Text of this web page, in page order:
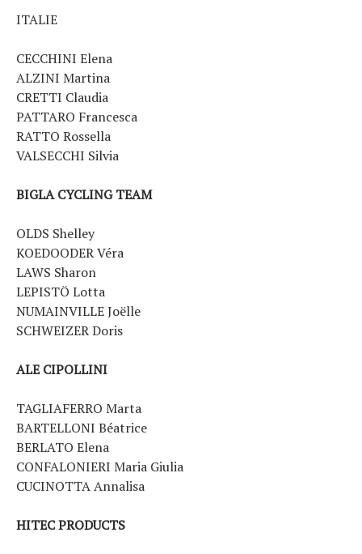
ITALIE
CECCHINI Elena
ALZINI Martina
CRETTI Claudia
PATTARO Francesca
RATTO Rossella
VALSECCHI Silvia
BIGLA CYCLING TEAM
OLDS Shelley
KOEDOODER Véra
LAWS Sharon
LEPISTÖ Lotta
NUMAINVILLE Joëlle
SCHWEIZER Doris
ALE CIPOLLINI
TAGLIAFERRO Marta
BARTELLONI Béatrice
BERLATO Elena
CONFALONIERI Maria Giulia
CUCINOTTA Annalisa
HITEC PRODUCTS